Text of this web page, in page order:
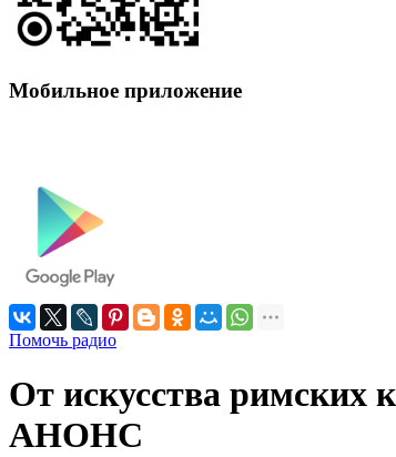
Мобильное приложение
Помочь радио
От искусства римских
АНОНС